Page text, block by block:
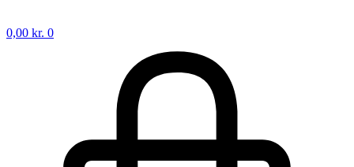
0,00 kr. 0